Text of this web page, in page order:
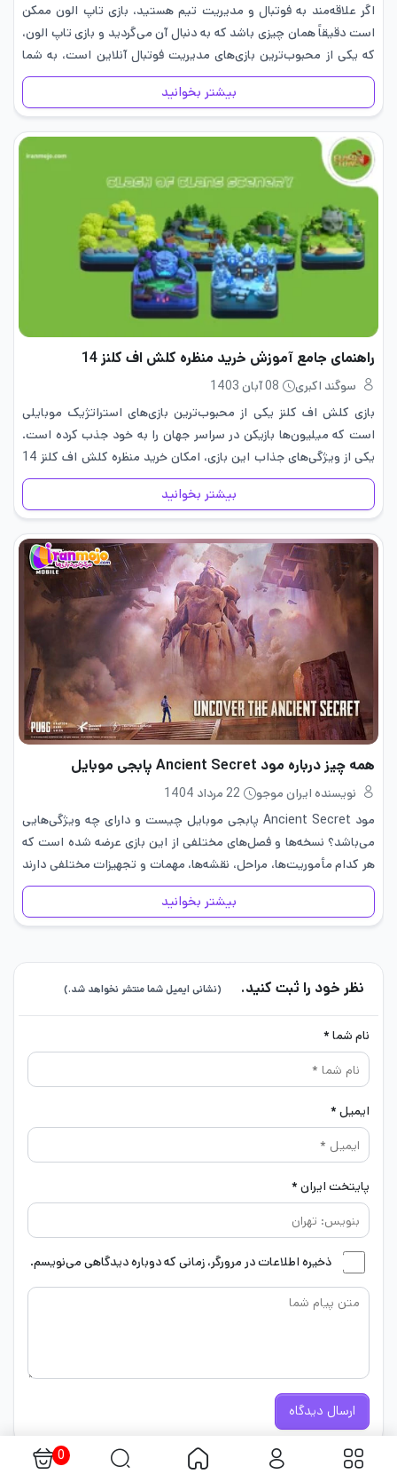
اگر علاقه‌مند به فوتبال و مدیریت تیم هستید، بازی تاپ الون ممکن
است دقیقاً همان چیزی باشد که به دنبال آن می‌گردید و بازی تاپ الون،
که یکی از محبوب‌ترین بازی‌های مدیریت فوتبال آنلاین است، به شما
این فرصت را…
بیشتر بخوانید
راهنمای جامع آموزش خرید منظره کلش اف کلنز 14
سوگند اکبری
08 آبان 1403
بازی کلش اف کلنز یکی از محبوب‌ترین بازی‌های استراتژیک موبایلی
است که میلیون‌ها بازیکن در سراسر جهان را به خود جذب کرده است.
یکی از ویژگی‌های جذاب این بازی، امکان خرید منظره کلش اف کلنز 14
است که می‌تواند تجربه…
بیشتر بخوانید
همه چیز درباره مود Ancient Secret پابجی موبایل
نویسنده ایران موجو
22 مرداد 1404
مود Ancient Secret پابجی موبایل چیست و دارای چه ویژگی‌هایی
می‌باشد؟ نسخه‌ها و فصل‌های مختلفی از این بازی عرضه شده است که
هر کدام مأموریت‌ها، مراحل، نقشه‌ها، مهمات و تجهیزات مختلفی دارند
و می‌توانند بازیکن را با چالش‌های متعددی مواجه…
بیشتر بخوانید
نظر خود را ثبت کنید. (نشانی ایمیل شما منتشر نخواهد شد.)
نام شما *
ایمیل *
پایتخت ایران *
ذخیره اطلاعات در مرورگر، زمانی که دوباره دیدگاهی می‌نویسم.
ارسال دیدگاه
0